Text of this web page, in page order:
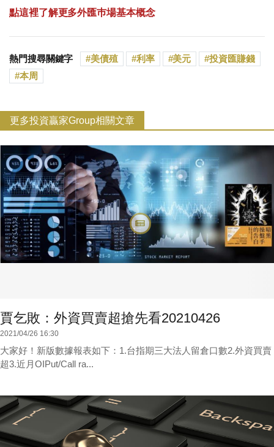
點這裡了解更多外匯巿場基本概念
熱門搜尋關鍵字 美債殖 利率 美元
投資匯賺錢
本周
更多投資贏家Group相關文章
賈乞敗：外資買賣超搶先看20210426
2021/04/26 16:30
大家好！新版數據報表如下：1.台指期三大法人留倉口數2.外資買賣
超3.近月OIPut/Call ra...